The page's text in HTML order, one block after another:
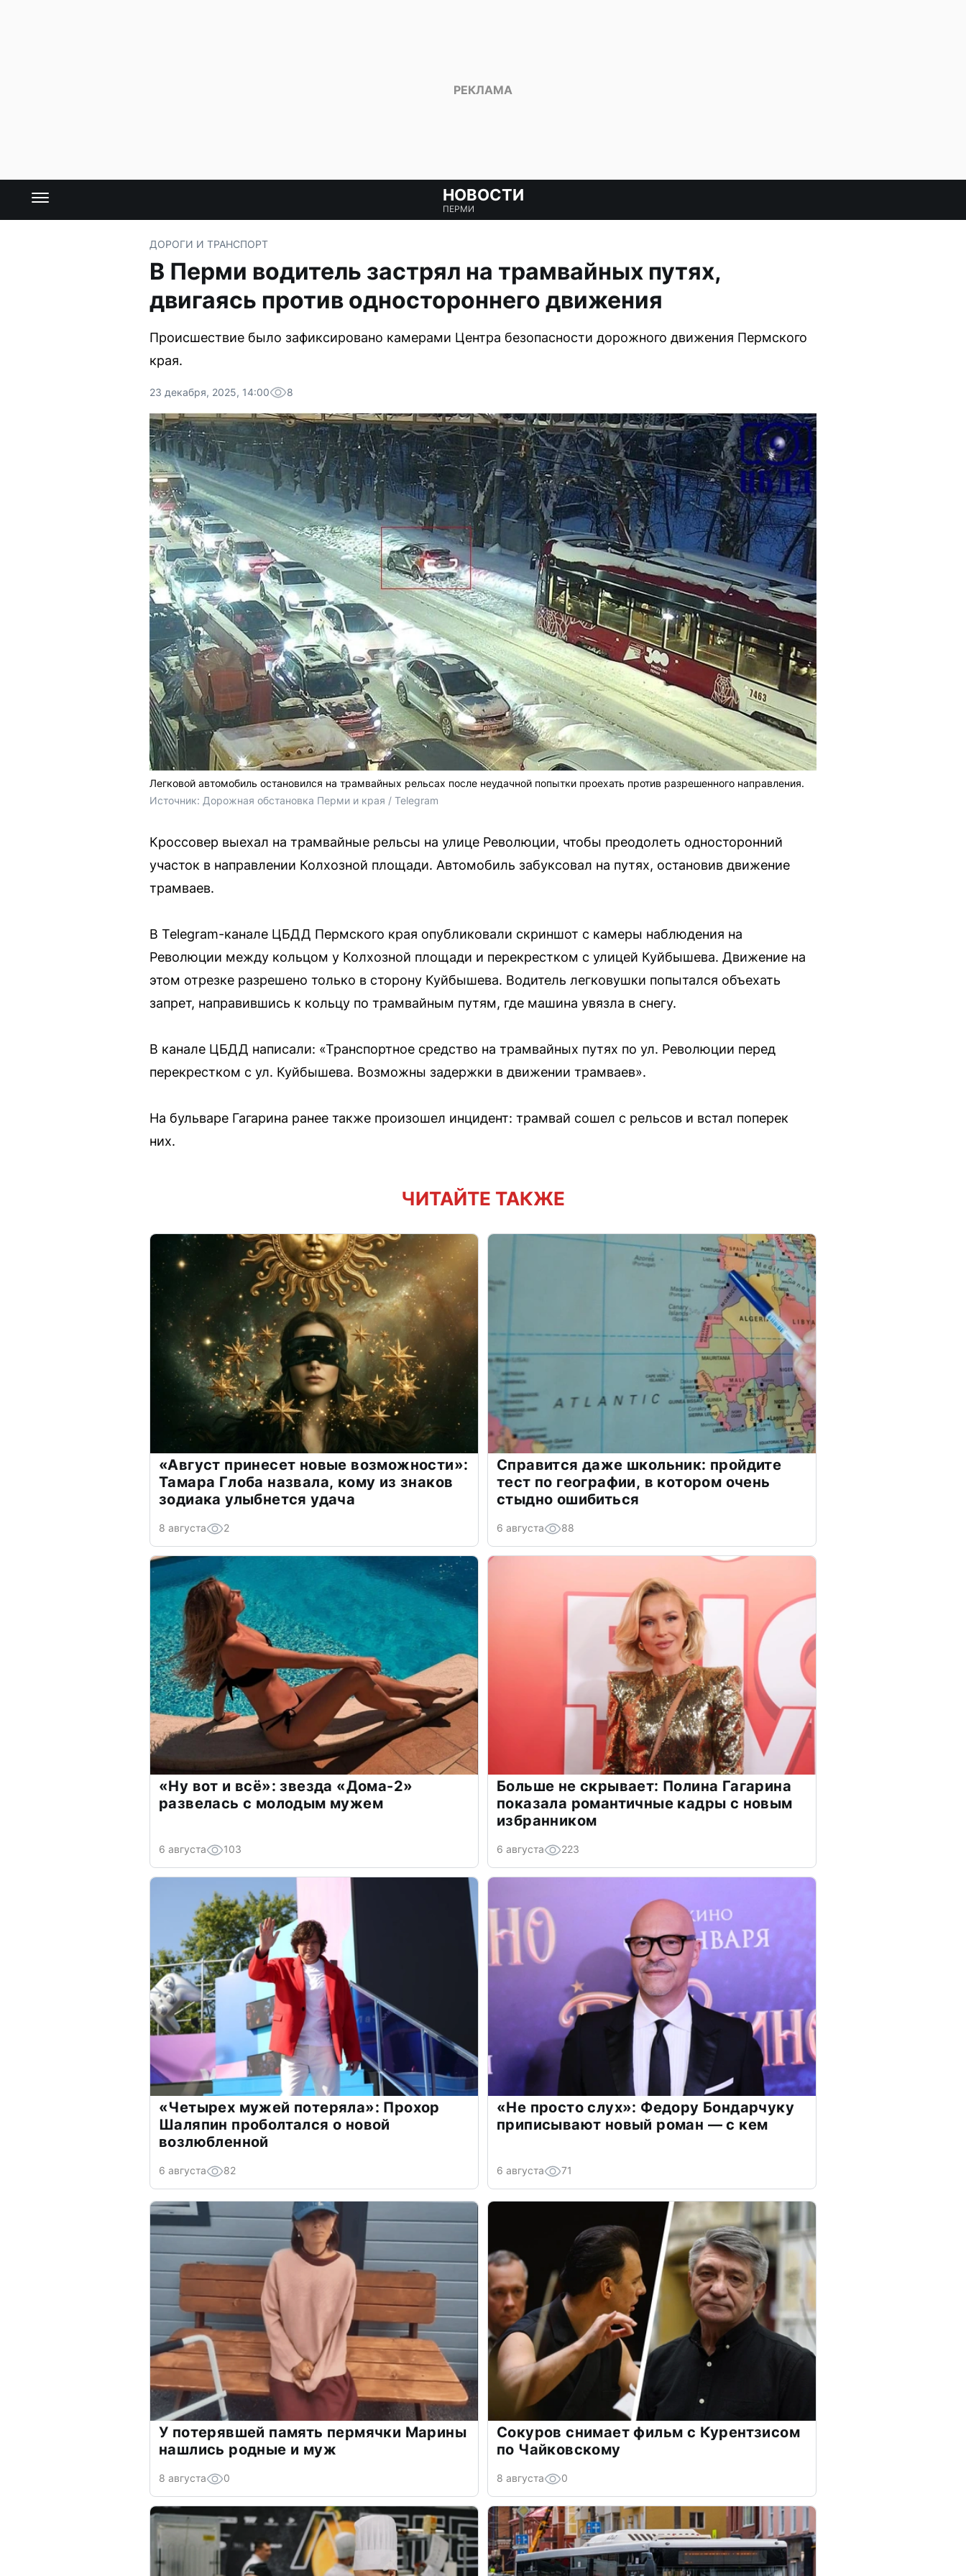
НОВОСТИ
ПЕРМИ
ДОРОГИ И ТРАНСПОРТ
В Перми водитель застрял на трамвайных путях,
двигаясь против одностороннего движения
Происшествие было зафиксировано камерами Центра безопасности дорожного движения Пермского
края.
23 декабря, 2025, 14:00 8
Легковой автомобиль остановился на трамвайных рельсах после неудачной попытки проехать против разрешенного направления.
Источник: Дорожная обстановка Перми и края / Telegram
Кроссовер выехал на трамвайные рельсы на улице Революции, чтобы преодолеть односторонний
участок в направлении Колхозной площади. Автомобиль забуксовал на путях, остановив движение
трамваев.
В Telegram-канале ЦБДД Пермского края опубликовали скриншот с камеры наблюдения на
Революции между кольцом у Колхозной площади и перекрестком с улицей Куйбышева. Движение на
этом отрезке разрешено только в сторону Куйбышева. Водитель легковушки попытался объехать
запрет, направившись к кольцу по трамвайным путям, где машина увязла в снегу.
В канале ЦБДД написали: «Транспортное средство на трамвайных путях по ул. Революции перед
перекрестком с ул. Куйбышева. Возможны задержки в движении трамваев».
На бульваре Гагарина ранее также произошел инцидент: трамвай сошел с рельсов и встал поперек
них.
ЧИТАЙТЕ ТАКЖЕ
«Август принесет новые возможности»:
Тамара Глоба назвала, кому из знаков
зодиака улыбнется удача
8 августа 2
Справится даже школьник: пройдите
тест по географии, в котором очень
стыдно ошибиться
6 августа 88
«Ну вот и всё»: звезда «Дома-2»
развелась с молодым мужем
6 августа 103
Больше не скрывает: Полина Гагарина
показала романтичные кадры с новым
избранником
6 августа 223
«Четырех мужей потеряла»: Прохор
Шаляпин проболтался о новой
возлюбленной
6 августа 82
«Не просто слух»: Федору Бондарчуку
приписывают новый роман — с кем
6 августа 71
У потерявшей память пермячки Марины
нашлись родные и муж
8 августа 0
Сокуров снимает фильм с Курентзисом
по Чайковскому
8 августа 0